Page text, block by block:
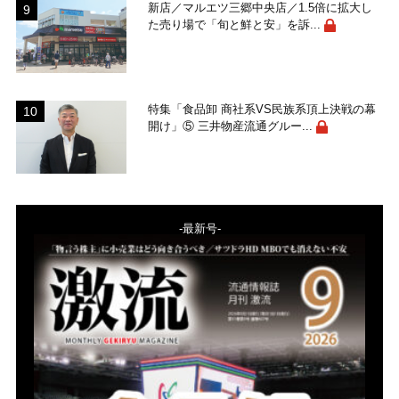
新店／マルエツ三郷中央店／1.5倍に拡大し
た売り場で「旬と鮮と安」を訴...
特集「食品卸 商社系VS民族系頂上決戦の幕
開け」⑤ 三井物産流通グルー...
-最新号-